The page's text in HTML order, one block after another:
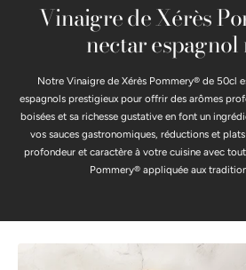
Vinaigre de Xérès
nectar
Notre Vinaigre de Xérès Pommery® de 50cl
espagnols prestigieux pour offrir des arômes
boisées et sa richesse gustative en font un
vos sauces gastronomiques, réductions et
profondeur et caractère à votre cuisine avec
Pommery® appliquée aux